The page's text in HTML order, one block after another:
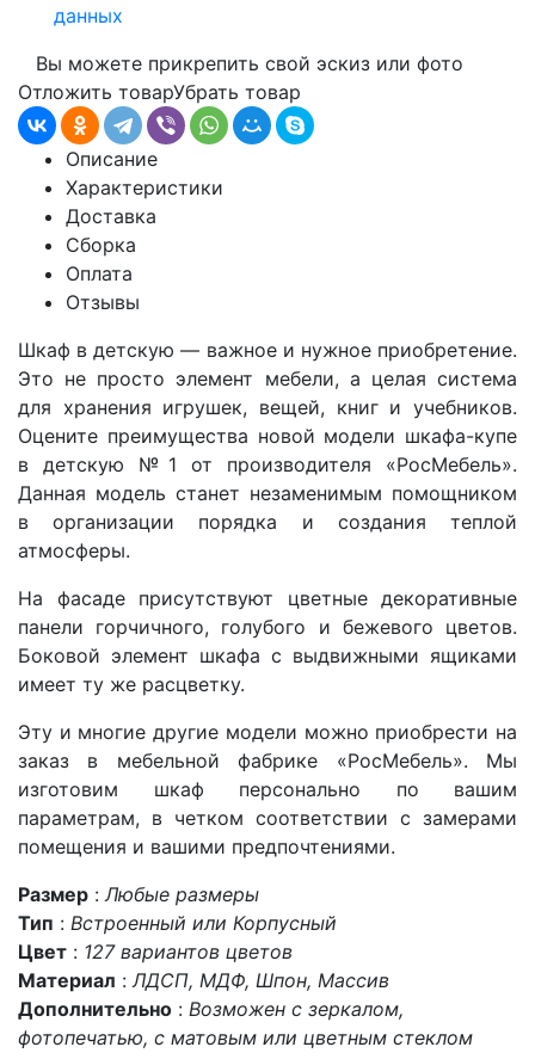
данных
Вы можете прикрепить свой эскиз или фото
Отложить товарУбрать товар
Описание
Характеристики
Доставка
Сборка
Оплата
Отзывы
Шкаф в детскую — важное и нужное приобретение.
Это не просто элемент мебели, а целая система
для хранения игрушек, вещей, книг и учебников.
Оцените преимущества новой модели шкафа-купе
в детскую №1 от производителя «РосМебель».
Данная модель станет незаменимым помощником
в организации порядка и создания теплой
атмосферы.
На фасаде присутствуют цветные декоративные
панели горчичного, голубого и бежевого цветов.
Боковой элемент шкафа с выдвижными ящиками
имеет ту же расцветку.
Эту и многие другие модели можно приобрести на
заказ в мебельной фабрике «РосМебель». Мы
изготовим шкаф персонально по вашим
параметрам, в четком соответствии с замерами
помещения и вашими предпочтениями.
Размер :Любые размеры
Тип : Встроенный или Корпусный
Цвет : 127 вариантов цветов
Материал :ЛДСП, МДФ, Шпон, Массив
Дополнительно : Возможен с зеркалом,
фотопечатью, с матовым или цветным стеклом